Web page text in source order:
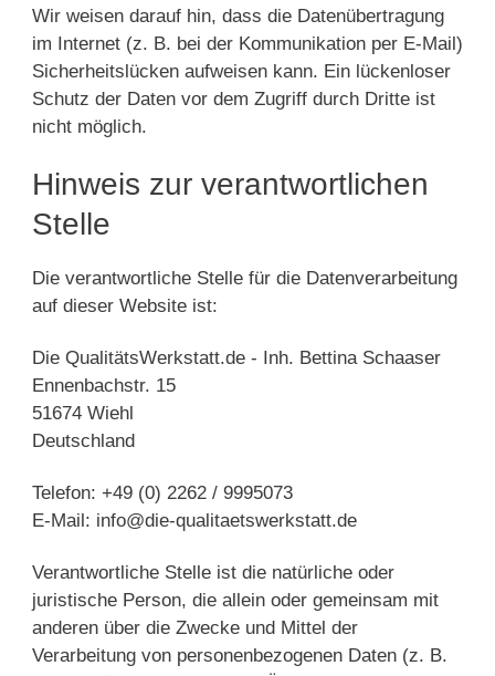
Wir weisen darauf hin, dass die Datenübertragung
im Internet (z. B. bei der Kommunikation per E-Mail)
Sicherheitslücken aufweisen kann. Ein lückenloser
Schutz der Daten vor dem Zugriff durch Dritte ist
nicht möglich.
Hinweis zur verantwortlichen
Stelle
Die verantwortliche Stelle für die Datenverarbeitung
auf dieser Website ist:
Die QualitätsWerkstatt.de - Inh. Bettina Schaaser
Ennenbachstr. 15
51674 Wiehl
Deutschland
Telefon: +49 (0) 2262 / 9995073
E-Mail: info@die-qualitaetswerkstatt.de
Verantwortliche Stelle ist die natürliche oder
juristische Person, die allein oder gemeinsam mit
anderen über die Zwecke und Mittel der
Verarbeitung von personenbezogenen Daten (z. B.